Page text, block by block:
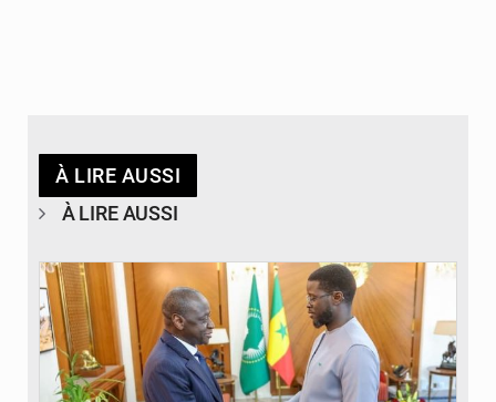
À LIRE AUSSI
À LIRE AUSSI